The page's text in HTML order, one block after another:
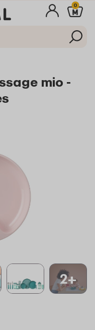
0
mio -
2+